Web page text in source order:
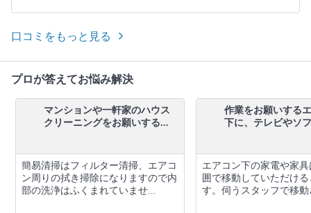
口コミをもっと見る
プロが答えてお悩み解決
マンションや一軒家のハウス
クリーニングをお願いする...
簡易清掃はフィルター清掃、エアコ
ン周りの拭き掃除になりますので内
部の洗浄はふくまれていませ...
作業をお願いする
下に、テレビやソ
エアコン下の家電や家
囲で移動していただけ
す。伺うスタッフで移